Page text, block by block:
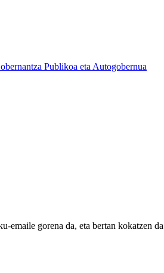
Publikoa eta Autogobernua
emaile gorena da, eta bertan kokatzen